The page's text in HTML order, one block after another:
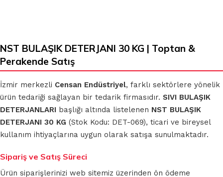
NST BULAŞIK DETERJANI 30 KG | Toptan &
Perakende Satış
İzmir merkezli Censan Endüstriyel, farklı sektörlere yönelik
ürün tedariği sağlayan bir tedarik firmasıdır. SIVI BULAŞIK
DETERJANLARI başlığı altında listelenen NST BULAŞIK
DETERJANI 30 KG (Stok Kodu: DET-069), ticari ve bireysel
kullanım ihtiyaçlarına uygun olarak satışa sunulmaktadır.
Sipariş ve Satış Süreci
Ürün siparişlerinizi web sitemiz üzerinden ön ödeme